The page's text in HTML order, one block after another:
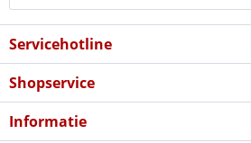
Servicehotline
Shopservice
Informatie